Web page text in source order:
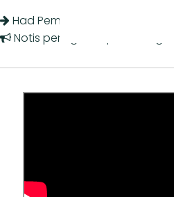
Had Peminjaman
Notis peringatan pemulangan